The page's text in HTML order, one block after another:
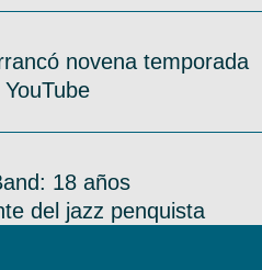
novena temporada
18 años
del jazz penquista